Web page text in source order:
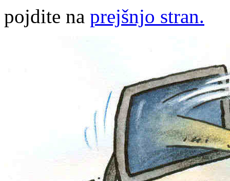
pojdite na prejšnjo stran.